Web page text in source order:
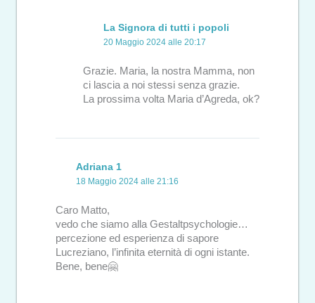
La Signora di tutti i popoli
20 Maggio 2024 alle 20:17
Grazie. Maria, la nostra Mamma, non
ci lascia a noi stessi senza grazie.
La prossima volta Maria d’Agreda, ok?
Adriana 1
18 Maggio 2024 alle 21:16
Caro Matto,
vedo che siamo alla Gestaltpsychologie…
percezione ed esperienza di sapore
Lucreziano, l’infinita eternità di ogni istante.
Bene, bene🤗